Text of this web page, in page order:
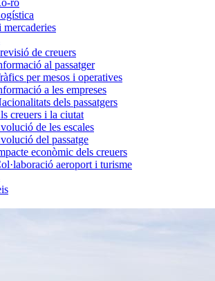
mercaderies
de creuers
al passatger
per mesos i operatives
a les empreses
dels passatgers
creuers i la ciutat
de les escales
del passatge
econòmic dels creuers
aeroport i turisme